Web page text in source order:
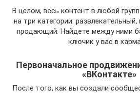
В целом, весь контент в любой
на три категории:
продающий. Найдете между ними
ключик у вас в
Первоначальное
«ВКонтакте»
После того, как вы создали